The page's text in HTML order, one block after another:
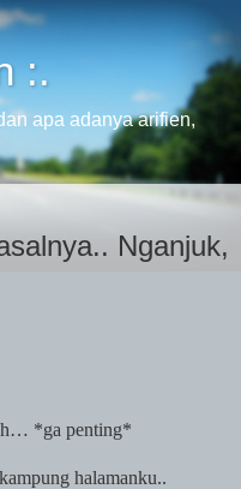
:.
apa adanya arifien,
Nganjuk,
*ga penting*
halamanku..